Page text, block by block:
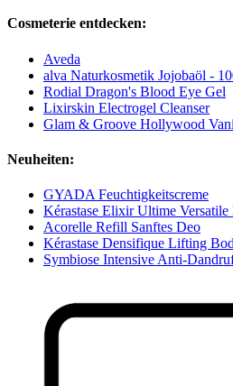
Cosmeterie entdecken:
Aveda
alva Naturkosmetik Jojobaöl -
Rodial Dragon's Blood Eye Gel
Lixirskin Electrogel Cleanser
Glam & Groove Hollywood
Neuheiten:
GYADA Feuchtigkeitscreme
Kérastase Elixir Ultime
Acorelle Refill Sanftes Deo
Kérastase Densifique Lifting
Symbiose Intensive Anti-